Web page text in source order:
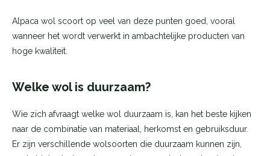
Alpaca wol scoort op veel van deze punten goed, vooral
wanneer het wordt verwerkt in ambachtelijke producten van
hoge kwaliteit.
Welke wol is duurzaam?
Wie zich afvraagt welke wol duurzaam is, kan het beste kijken
naar de combinatie van materiaal, herkomst en gebruiksduur.
Er zijn verschillende wolsoorten die duurzaam kunnen zijn,